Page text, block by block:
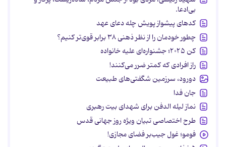
بی‌ادعا.
کدهای پیشواز پویش چله دعای عهد
چطور خودمان را از نظر ذهنی ۳۸ برابر قوی‌تر کنیم؟
کن ۲۰۲۵؛ جشنواره‌ای علیه خانواده
راز افرادی که کمتر ضرر می‌کنند!
دورود، سرزمین شگفتی‌های طبیعت
جان فدا
نماز لیله الدفن برای شهدای بیت رهبری
طرح اختصاصی تبیان ویژه روز جهانی قدس
فومو؛ غول جیب‌بر فضای مجازی!